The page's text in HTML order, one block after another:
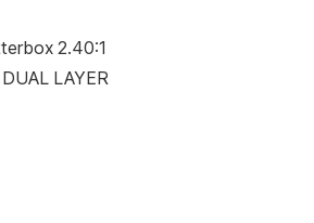
2.40:1
LAYER